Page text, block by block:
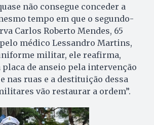
não consegue conceder a
tempo em que o segundo-
Carlos Roberto Mendes, 65
médico Lessandro Martins,
militar, ele reafirma,
placa de anseio pela intervenção
nas ruas e a destituição dessa
vão restaurar a ordem”.